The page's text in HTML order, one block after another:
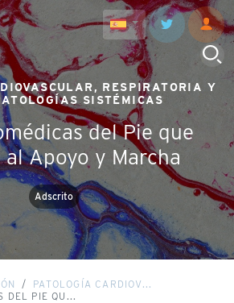
RESPIRATORIA Y
SISTÉMICAS
del Pie que
Apoyo y Marcha
Adscrito
PATOLOGÍA CARDIOV...
DEL PIE QU...